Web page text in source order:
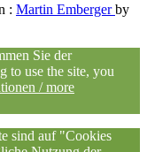
: Martin Embergerby
Sie der
to use the site, you
/ more
sind auf "Cookies